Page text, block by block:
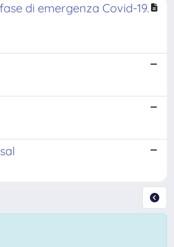
di emergenza Covid-19.